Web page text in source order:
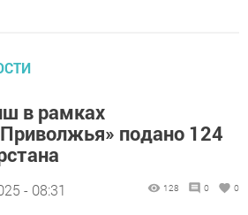
подано 124
- 08:31